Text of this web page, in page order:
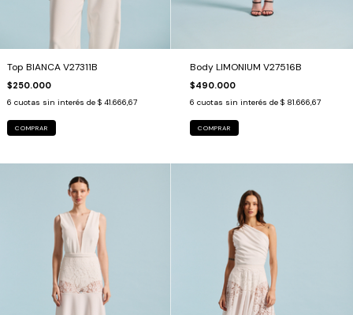
Top BIANCA V27311B
$250.000
6 cuotas sin interés de $ 41.666,67
COMPRAR
Body LIMONIUM V27516B
$490.000
6 cuotas sin interés de $ 81.666,67
COMPRAR